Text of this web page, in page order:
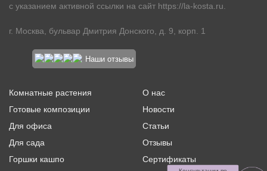
с указанием активной ссылки на сайт https://la-kosta.ru
г. Москва, бульвар Дмитрия Донского, д. 9, корп. 1
Наши отзывы
Комнатные растения
Готовые композиции
Для офиса
Для сада
Горшки кашпо
О нас
Новости
Статьи
Отзывы
Сертификаты